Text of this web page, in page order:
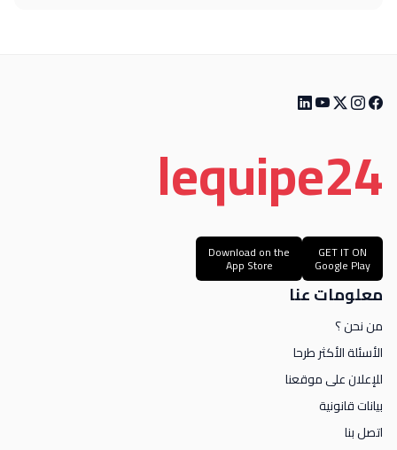
lequipe24
GET IT ON
Google Play
Download on the
App Store
معلومات عنا
من نحن ؟
الأسئلة الأكثر طرحا
للإعلان على موقعنا
بيانات قانونية
اتصل بنا